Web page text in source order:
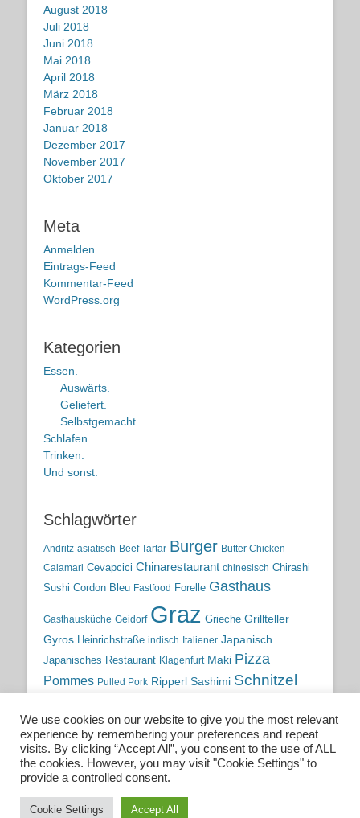
August 2018
Juli 2018
Juni 2018
Mai 2018
April 2018
März 2018
Februar 2018
Januar 2018
Dezember 2017
November 2017
Oktober 2017
Meta
Anmelden
Eintrags-Feed
Kommentar-Feed
WordPress.org
Kategorien
Essen.
Auswärts.
Geliefert.
Selbstgemacht.
Schlafen.
Trinken.
Und sonst.
Schlagwörter
Andritz asiatisch Beef Tartar Burger Butter Chicken
Calamari Cevapcici Chinarestaurant chinesisch Chirashi
Sushi Cordon Bleu Fastfood Forelle Gasthaus
Gasthausküche Geidorf Graz Grieche Grillteller
Gyros Heinrichstraße indisch Italiener Japanisch
Japanisches Restaurant Klagenfurt Maki Pizza
Pommes Pulled Pork Ripperl Sashimi Schnitzel
traditionelle Küche Traditionsgasthaus Vulkanland
Wien Wild österreichische Küche
österreichische Wirtshausküche
We use cookies on our website to give you the most relevant
experience by remembering your preferences and repeat
visits. By clicking “Accept All”, you consent to the use of ALL
the cookies. However, you may visit "Cookie Settings" to
provide a controlled consent.
Cookie Settings Accept All